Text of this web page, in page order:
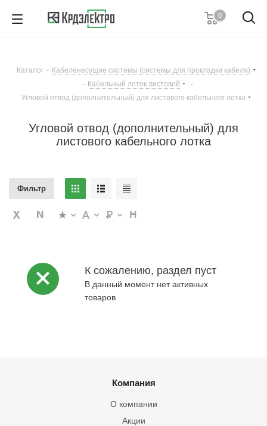
0
Заказать звонок
Каталог - Кабеленесущие системы (системы для прокладки кабеля)
- Кабельный лоток листовой
-
Угловой отвод (дополнительный) для листового кабельного лотка
Угловой отвод (дополнительный) для
листового кабельного лотка
Фильтр
К сожалению, раздел пуст
В данный момент нет активных
товаров
Компания
О компании
Акции